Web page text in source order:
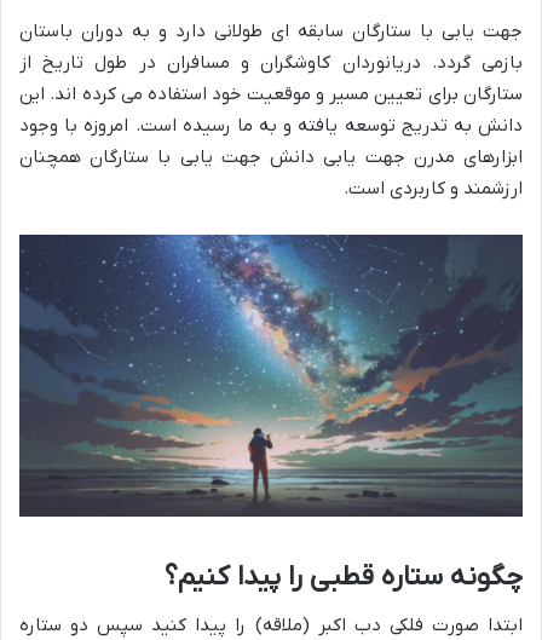
جهت یابی با ستارگان سابقه ای طولانی دارد و به دوران باستان
بازمی گردد. دریانوردان کاوشگران و مسافران در طول تاریخ از
ستارگان برای تعیین مسیر و موقعیت خود استفاده می کرده اند. این
دانش به تدریج توسعه یافته و به ما رسیده است. امروزه با وجود
ابزارهای مدرن جهت یابی دانش جهت یابی با ستارگان همچنان
ارزشمند و کاربردی است.
چگونه ستاره قطبی را پیدا کنیم؟
ابتدا صورت فلکی دب اکبر (ملاقه) را پیدا کنید سپس دو ستاره